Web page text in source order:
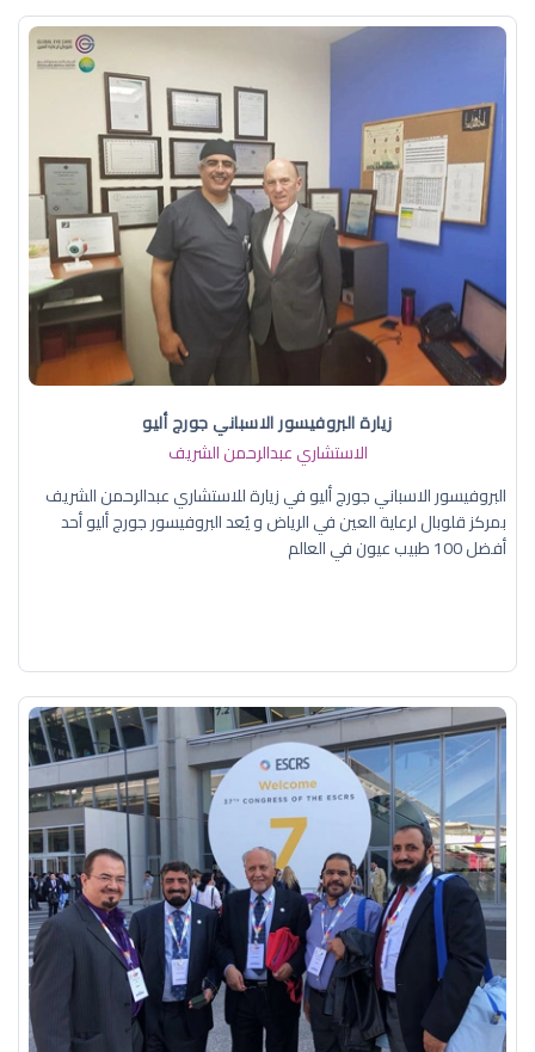
زيارة البروفيسور الاسباني جورج أليو
الاستشاري عبدالرحمن الشريف
البروفيسور الاسباني جورج أليو في زيارة للاستشاري عبدالرحمن الشريف
بمركز قلوبال لرعاية العين في الرياض و يُعد البروفيسور جورج أليو أحد
أفضل 100 طبيب عيون في العالم